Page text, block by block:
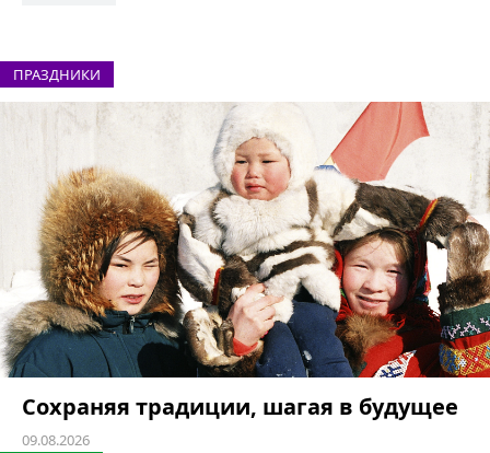
ПРАЗДНИКИ
Сохраняя традиции, шагая в будущее
09.08.2026